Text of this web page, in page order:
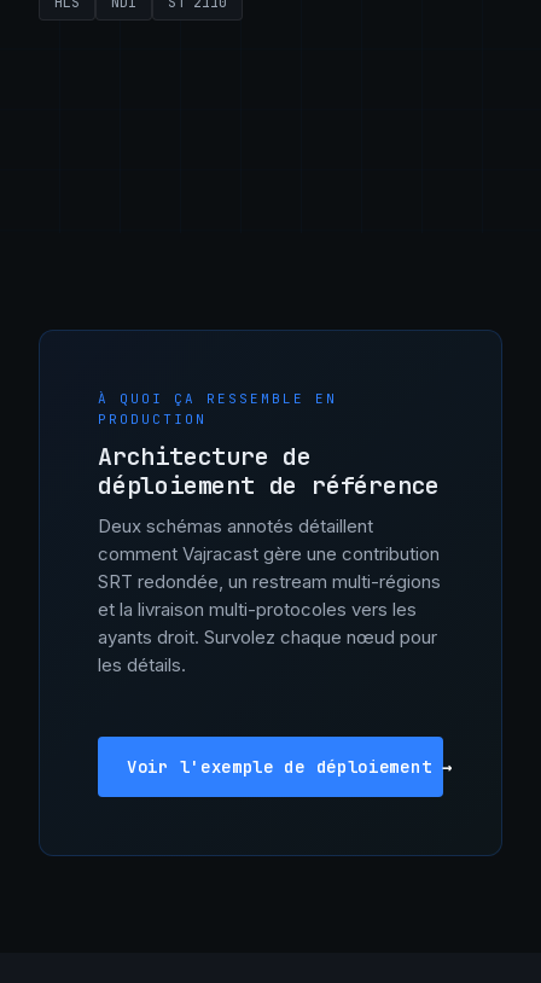
À QUOI ÇA RESSEMBLE EN
PRODUCTION
Architecture de
déploiement de référence
Deux schémas annotés détaillent
comment Vajracast gère une contribution
SRT redondée, un restream multi-régions
et la livraison multi-protocoles vers les
ayants droit. Survolez chaque nœud pour
les détails.
Voir l'exemple de déploiement →